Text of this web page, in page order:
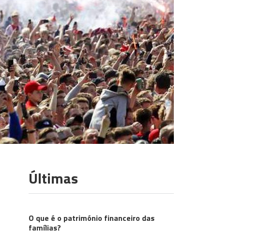
Últimas
O que é o património financeiro das
famílias?